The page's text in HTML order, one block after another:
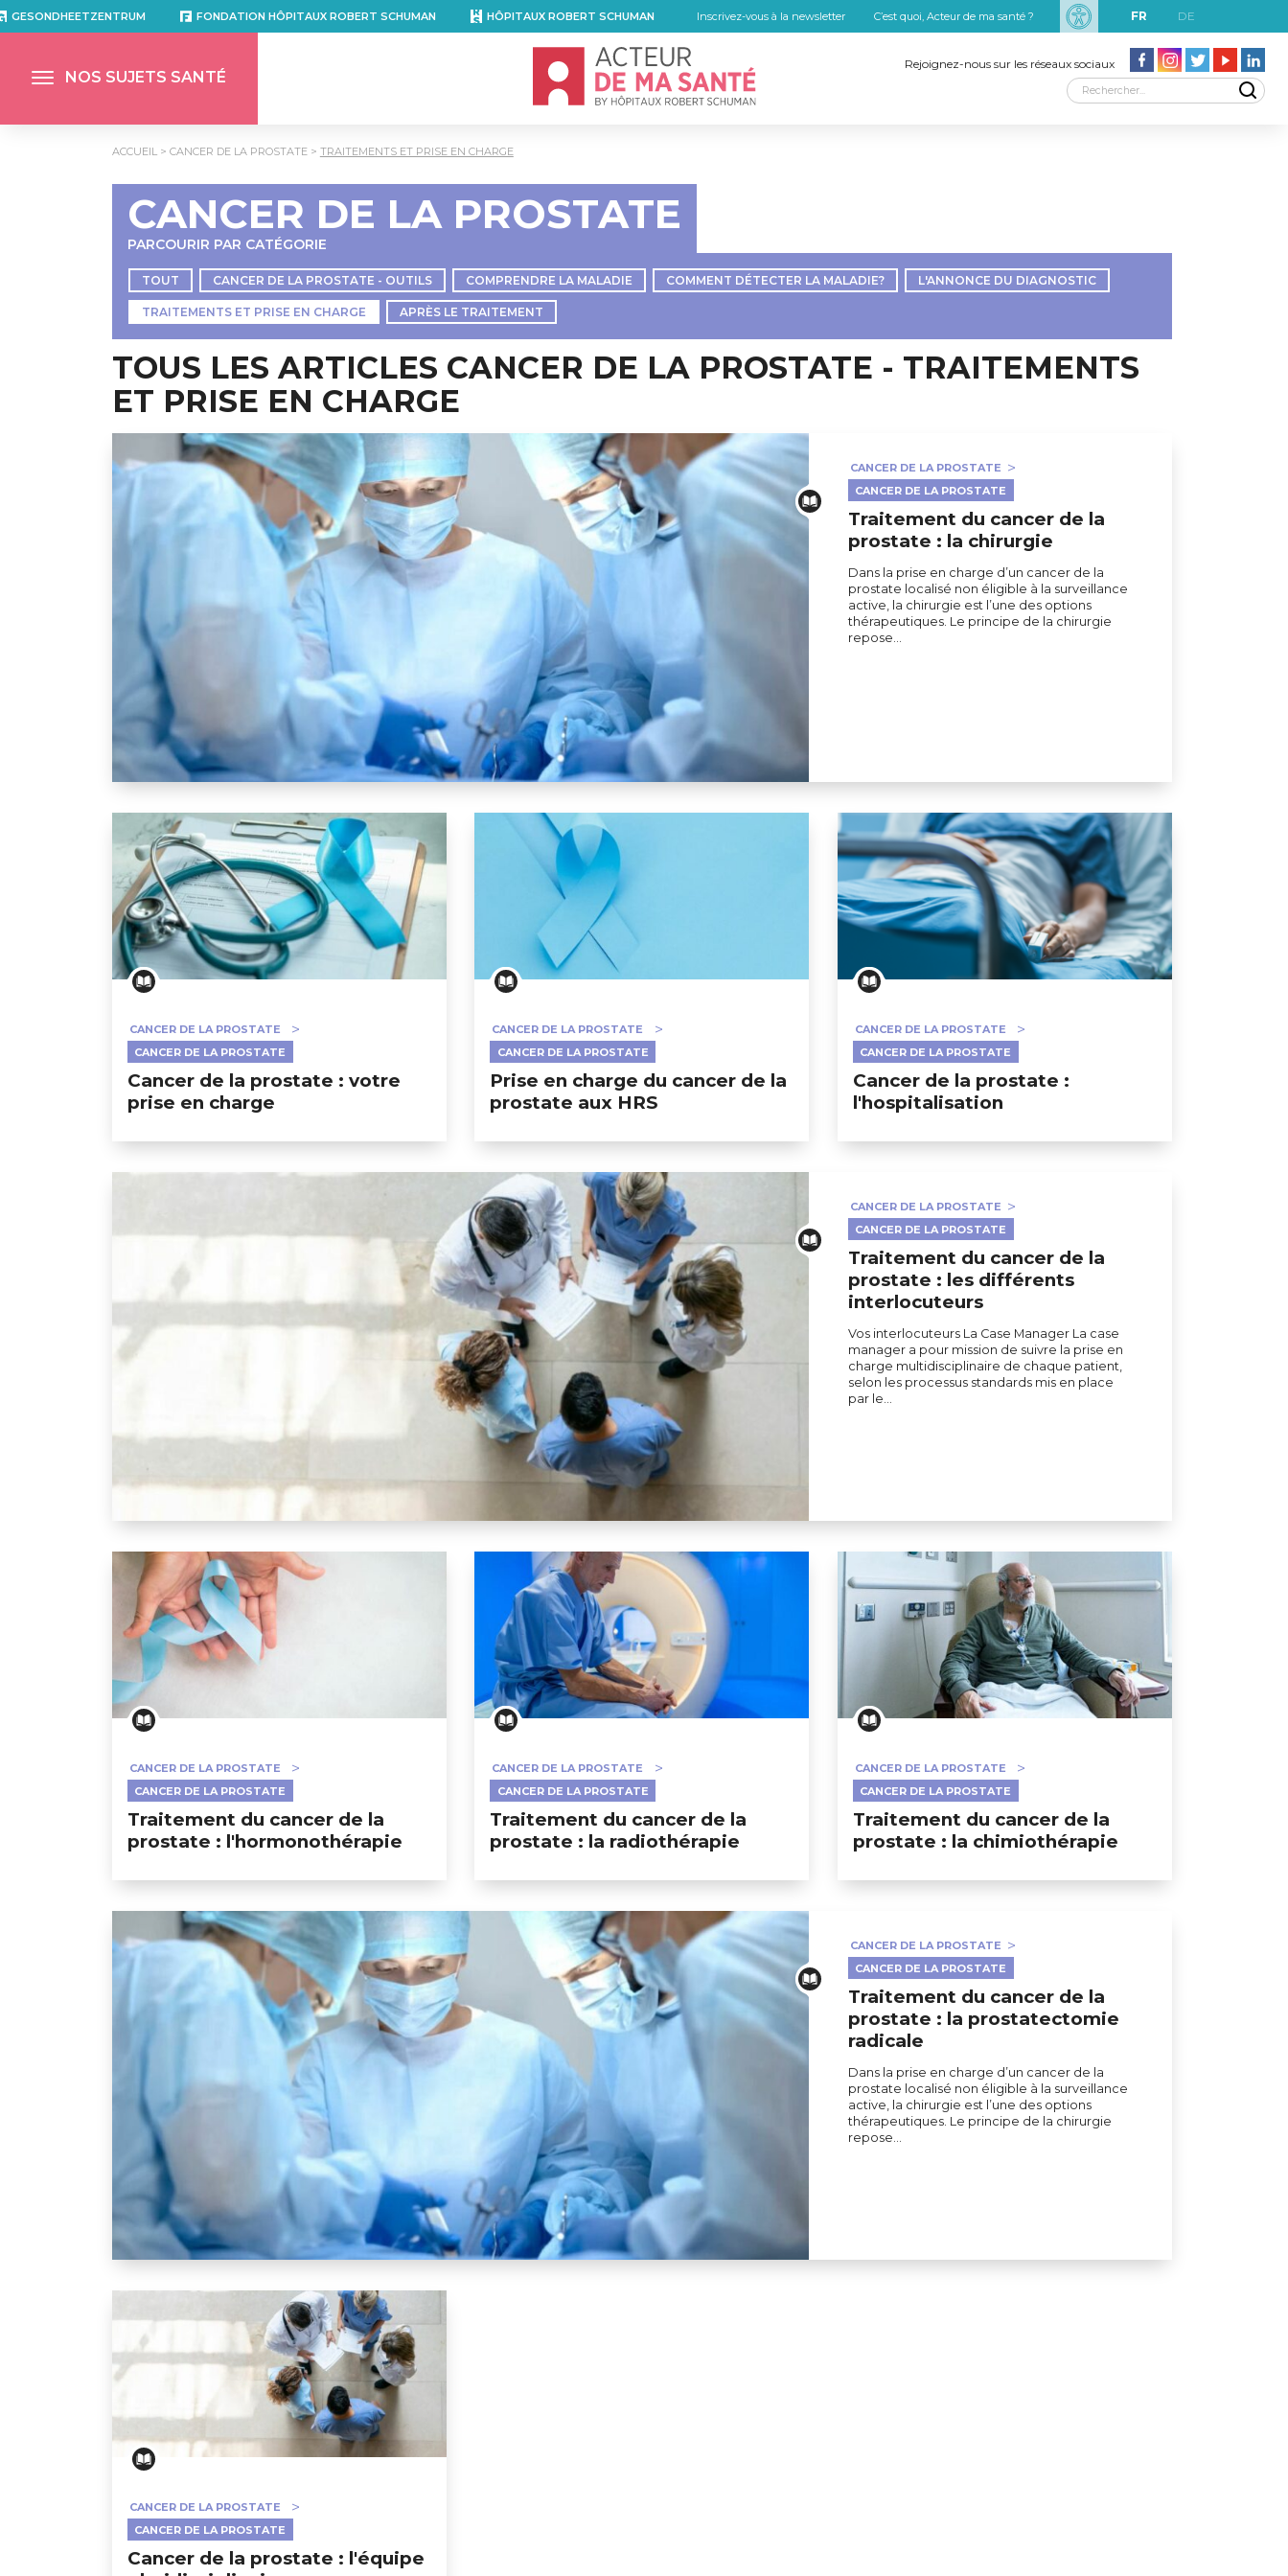
GESONDHEETZENTRUM FONDATION HÔPITAUX ROBERT SCHUMAN HÔPITAUX ROBERT SCHUMAN Inscrivez-vous à la newsletter C’est quoi, Acteur de ma santé ? FR DE
NOS SUJETS SANTÉ
Accueil - Acteur de ma santé, by HôpitauxRobert SchumanRejoignez-nous sur les réseaux sociaux
GESONDHEETZENTRUM FONDATION HÔPITAUX ROBERT SCHUMAN HÔPITAUX ROBERT SCHUMAN
ACCUEIL CANCER DE LA PROSTATE TRAITEMENTS ET PRISE EN CHARGE
CANCER DE LA PROSTATE
PARCOURIR PAR CATÉGORIE
TOUT CANCER DE LA PROSTATE - OUTILS COMPRENDRE LA MALADIE COMMENT DÉTECTER LA MALADIE? L'ANNONCE DU DIAGNOSTIC
TRAITEMENTS ET PRISE EN CHARGE APRÈS LE TRAITEMENT
TOUS LES ARTICLES CANCER DE LA PROSTATE - TRAITEMENTS
ET PRISE EN CHARGE
CANCER DE LA PROSTATE
CANCER DE LA PROSTATE
Traitement du cancer de la
prostate : la chirurgie
Dans la prise en charge d’un cancer de la
prostate localisé non éligible à la surveillance
active, la chirurgie est l’une des options
thérapeutiques. Le principe de la chirurgie
repose…
CANCER DE LA PROSTATE
CANCER DE LA PROSTATE
Cancer de la prostate : votre
prise en charge
CANCER DE LA PROSTATE
CANCER DE LA PROSTATE
Prise en charge du cancer de la
prostate aux HRS
CANCER DE LA PROSTATE
CANCER DE LA PROSTATE
Cancer de la prostate :
l'hospitalisation
CANCER DE LA PROSTATE
CANCER DE LA PROSTATE
Traitement du cancer de la
prostate : les différents
interlocuteurs
Vos interlocuteurs La Case Manager La case
manager a pour mission de suivre la prise en
charge multidisciplinaire de chaque patient,
selon les processus standards mis en place
par le…
CANCER DE LA PROSTATE
CANCER DE LA PROSTATE
Traitement du cancer de la
prostate : l'hormonothérapie
CANCER DE LA PROSTATE
CANCER DE LA PROSTATE
Traitement du cancer de la
prostate : la radiothérapie
CANCER DE LA PROSTATE
CANCER DE LA PROSTATE
Traitement du cancer de la
prostate : la chimiothérapie
CANCER DE LA PROSTATE
CANCER DE LA PROSTATE
Traitement du cancer de la
prostate : la prostatectomie
radicale
Dans la prise en charge d’un cancer de la
prostate localisé non éligible à la surveillance
active, la chirurgie est l’une des options
thérapeutiques. Le principe de la chirurgie
repose…
CANCER DE LA PROSTATE
CANCER DE LA PROSTATE
Cancer de la prostate : l'équipe